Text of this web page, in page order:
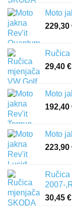
Moto
229,30
29,40 €
Moto
192,40
Moto
223,90
Ručica
2007-
30,45 €